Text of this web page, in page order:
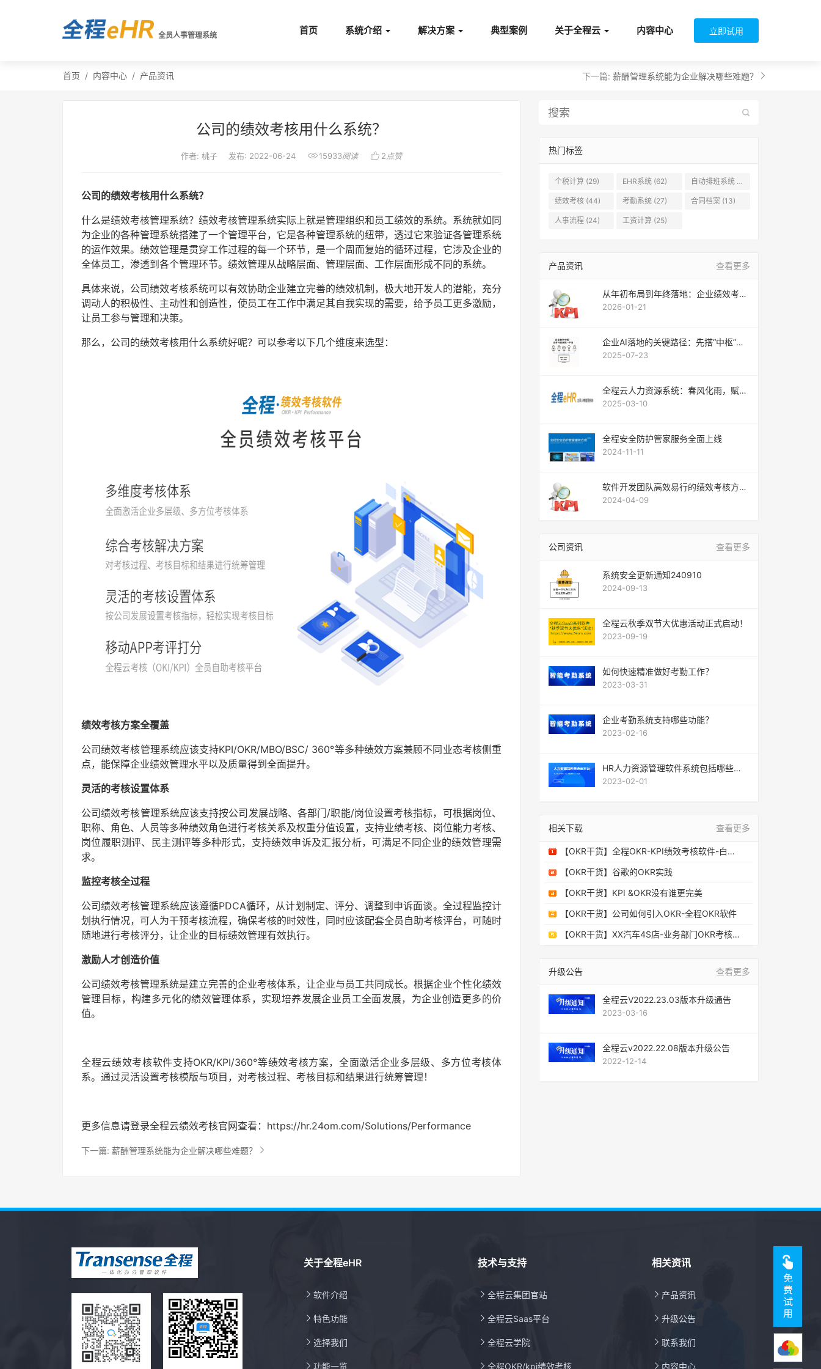
全员人事管理系统 首页 系统介绍 解决方案 典型案例 关于全程云 内容中心 立即试用
首页 内容中心 产品资讯 下一篇: 薪酬管理系统能为企业解决哪些难题？ 
公司的绩效考核用什么系统？
作者: 桃子 发布: 2022-06-24 15933阅读  2点赞
公司的绩效考核用什么系统？
什么是绩效考核管理系统？绩效考核管理系统实际上就是管理组织和员工绩效的系统。系统就如同
为企业的各种管理系统搭建了一个管理平台，它是各种管理系统的纽带，透过它来验证各管理系统
的运作效果。绩效管理是贯穿工作过程的每一个环节，是一个周而复始的循环过程，它涉及企业的
全体员工，渗透到各个管理环节。绩效管理从战略层面、管理层面、工作层面形成不同的系统。
具体来说，公司绩效考核系统可以有效协助企业建立完善的绩效机制，极大地开发人的潜能，充分
调动人的积极性、主动性和创造性，使员工在工作中满足其自我实现的需要，给予员工更多激励，
让员工参与管理和决策。
那么，公司的绩效考核用什么系统好呢？可以参考以下几个维度来选型：
绩效考核方案全覆盖
公司绩效考核管理系统应该支持KPI/OKR/MBO/BSC/ 360°等多种绩效方案兼顾不同业态考核侧重
点，能保障企业绩效管理水平以及质量得到全面提升。
灵活的考核设置体系
公司绩效考核管理系统应该支持按公司发展战略、各部门/职能/岗位设置考核指标，可根据岗位、
职称、角色、人员等多种绩效角色进行考核关系及权重分值设置，支持业绩考核、岗位能力考核、
岗位履职测评、民主测评等多种形式，支持绩效申诉及汇报分析，可满足不同企业的绩效管理需
求。
监控考核全过程
公司绩效考核管理系统应该遵循PDCA循环，从计划制定、评分、调整到申诉面谈。全过程监控计
划执行情况，可人为干预考核流程，确保考核的时效性，同时应该配套全员自助考核评台，可随时
随地进行考核评分，让企业的目标绩效管理有效执行。
激励人才创造价值
公司绩效考核管理系统是建立完善的企业考核体系，让企业与员⼯共同成长。根据企业个性化绩效
管理目标，构建多元化的绩效管理体系，实现培养发展企业员工全面发展，为企业创造更多的价
值。
全程云绩效考核软件支持OKR/KPI/360°等绩效考核方案，全面激活企业多层级、多方位考核体
系。通过灵活设置考核模版与项目，对考核过程、考核目标和结果进行统筹管理！
更多信息请登录全程云绩效考核官网查看：https://hr.24om.com/Solutions/Performance
下一篇: 薪酬管理系统能为企业解决哪些难题？ 
热门标签
个税计算 (29) EHR系统 (62) 自动排班系统
(19)
绩效考核 (44) 考勤系统 (27) 合同档案 (13)
人事流程 (24) 工资计算 (25)
产品资讯 查看更多
从年初布局到年终落地：企业绩效考核
全周期实战指南
2026-01-21
企业AI落地的关键路径：先搭“中枢”，
再装“大脑”
2025-07-23
全程云人力资源系统：春风化雨，赋能
企业新征程！
2025-03-10
全程安全防护管家服务全面上线
2024-11-11
软件开发团队高效易行的绩效考核方法
2
2024-04-09
公司资讯 查看更多
系统安全更新通知240910
2024-09-13
全程云秋季双节大优惠活动正式启动！
2023-09-19
如何快速精准做好考勤工作？
2023-03-31
企业考勤系统支持哪些功能？
2023-02-16
HR人力资源管理软件系统包括哪些模
块？
2023-02-01
相关下载 查看更多
【OKR干货】全程OKR-KPI绩效考核软件-白皮书2019
【OKR干货】谷歌的OKR实践
【OKR干货】KPI &OKR没有谁更完美
【OKR干货】公司如何引入OKR-全程OKR软件
【OKR干货】XX汽车4S店-业务部门OKR考核表-参考实例
升级公告 查看更多
全程云V2022.23.03版本升级通告
2023-03-16
全程云v2022.22.08版本升级公告
2022-12-14
关于全程eHR
 软件介绍
 特色功能
 选择我们
 功能一览
技术与支持
 全程云集团官站
 全程云Saas平台
 全程云学院
 全程OKR/kpi绩效考核
相关资讯
 产品资讯
 升级公告
 联系我们
 内容中心